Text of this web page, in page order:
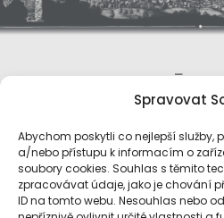
Spravovat
Abychom poskytli co nejlepší služby,
a/nebo přístupu k informacím o
soubory cookies. Souhlas s těmito
zpracovávat údaje, jako je chování
ID na tomto webu. Nesouhlas nebo
O nás